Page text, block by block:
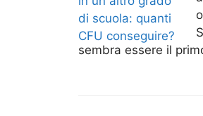
sembra essere il